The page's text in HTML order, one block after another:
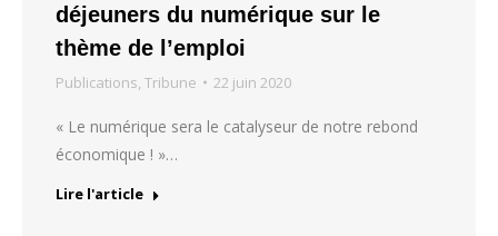
déjeuners du numérique sur le
thème de l’emploi
Publications, Tribune 22 juin 2020
« Le numérique sera le catalyseur de notre rebond
économique ! »…
Lire l'article